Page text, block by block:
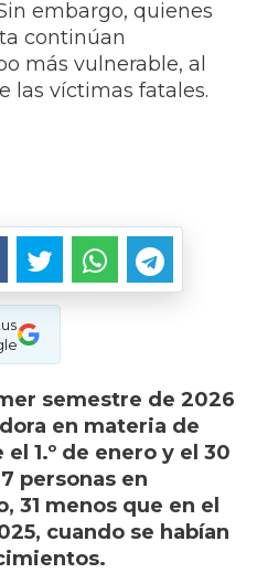
embargo, quienes
continúan
más vulnerable, al
las víctimas fatales.
semestre de 2026
en materia de
1.º de enero y el 30
personas en
31 menos que en el
cuando se habían